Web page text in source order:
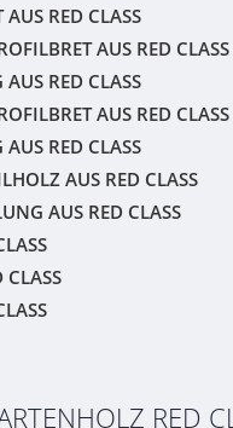
AUS RED CLASS
AUS RED CLASS
RED CLASS
AUS RED CLASS
RED CLASS
AUS RED CLASS
AUS RED CLASS
CLASS
RED